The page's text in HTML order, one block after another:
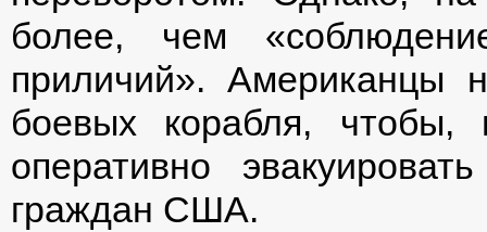
более, чем
приличий». Американцы
боевых корабля, чтобы,
оперативно
граждан США.